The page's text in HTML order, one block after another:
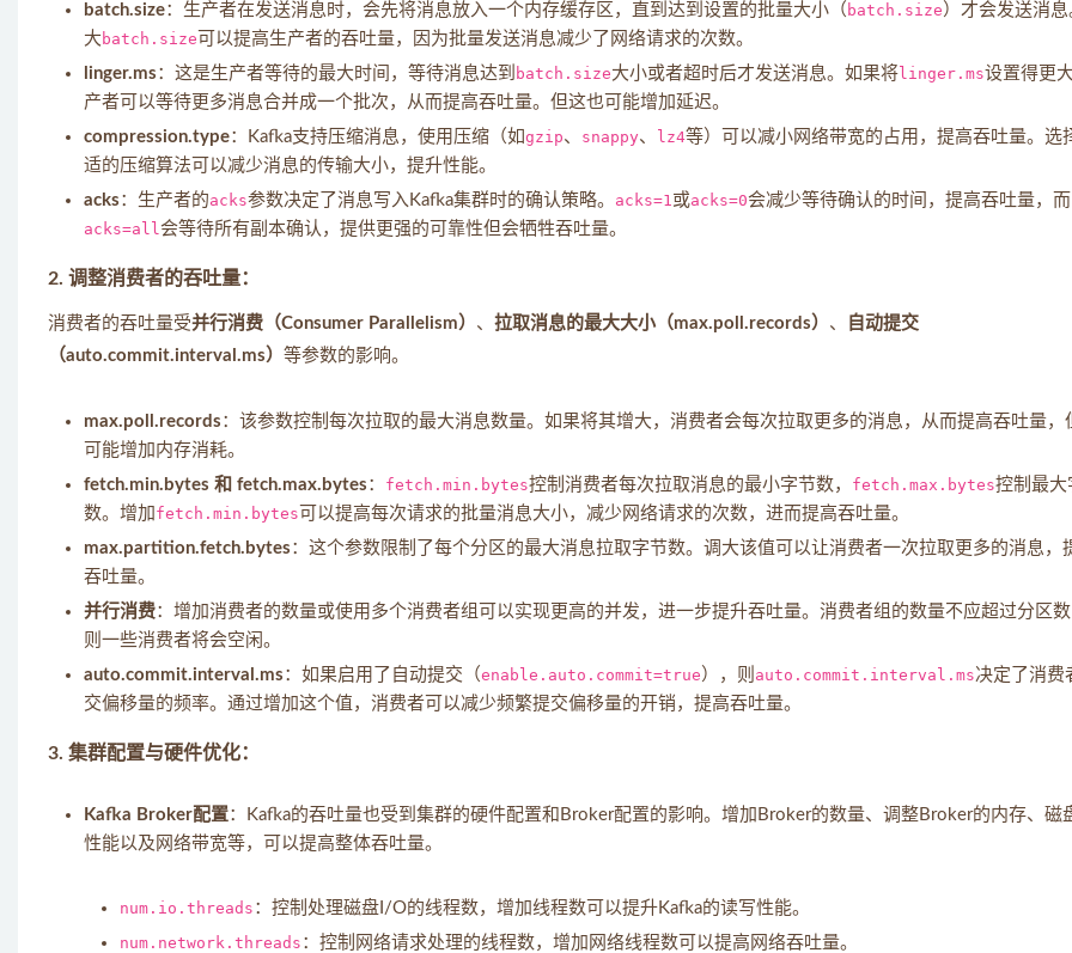
batch.size：生产者在发送消息时，会先将消息放入一个内存缓存区，直到达到设置的批量大小（ batch.size）才会发送消息
大batch.size 可以提高生产者的吞吐量，因为批量发送消息减少了网络请求的次数。
linger.ms ：这是生产者等待的最大时间，等待消息达到 batch.size大小或者超时后才发送消息。如果将 linger.ms设置得更
产者可以等待更多消息合并成一个批次，从而提高吞吐量。但这也可能增加延迟。
compression.type：Kafka支持压缩消息，使用压缩（如gzip、 snappy、 lz4等）可以减小网络带宽的占用，提高吞吐量。选
适的压缩算法可以减少消息的传输大小，提升性能。
acks ：生产者的acks参数决定了消息写入Kafka集群时的确认策略。 acks=1或acks=0会减少等待确认的时间，提高吞吐量，而
acks=all会等待所有副本确认，提供更强的可靠性但会牺牲吞吐量。
2. 调整消费者的吞吐量：
消费者的吞吐量受并行消费（Consumer Parallelism） 、 拉取消息的最大大小（max.poll.records） 、
自动提交
（auto.commit.interval.ms） 等参数的影响。
max.poll.records ：该参数控制每次拉取的最大消息数量。如果将其增大，消费者会每次拉取更多的消息，从而提高吞吐量，
可能增加内存消耗。
fetch.min.bytes 和 fetch.max.bytes ： fetch.min.bytes控制消费者每次拉取消息的最小字节数， fetch.max.bytes控制最大
数。增加 fetch.min.bytes 可以提高每次请求的批量消息大小，减少网络请求的次数，进而提高吞吐量。
max.partition.fetch.bytes ：这个参数限制了每个分区的最大消息拉取字节数。调大该值可以让消费者一次拉取更多的消息，
吞吐量。
并行消费：增加消费者的数量或使用多个消费者组可以实现更高的并发，进一步提升吞吐量。消费者组的数量不应超过分区
则一些消费者将会空闲。
auto.commit.interval.ms ：如果启用了自动提交（enable.auto.commit=true），则 auto.commit.interval.ms决定了消费
交偏移量的频率。通过增加这个值，消费者可以减少频繁提交偏移量的开销，提高吞吐量。
3. 集群配置与硬件优化：
Kafka Broker配置：Kafka的吞吐量也受到集群的硬件配置和Broker配置的影响。增加Broker的数量、调整Broker的内存、磁
性能以及网络带宽等，可以提高整体吞吐量。
num.io.threads ：控制处理磁盘I/O的线程数，增加线程数可以提升Kafka的读写性能。
num.network.threads ：控制网络请求处理的线程数，增加网络线程数可以提高网络吞吐量。